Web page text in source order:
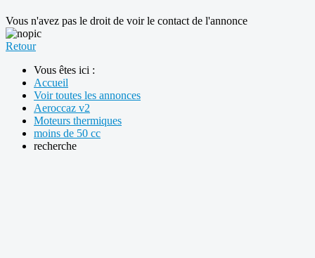
Vous n'avez pas le droit de voir le contact de l'annonce
Retour
Vous êtes ici :
Accueil
Voir toutes les annonces
Aeroccaz v2
Moteurs thermiques
moins de 50 cc
recherche